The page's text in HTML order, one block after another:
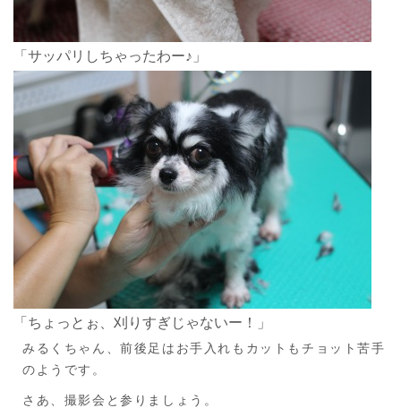
「サッパリしちゃったわー♪」
「ちょっとぉ、刈りすぎじゃないー！」
みるくちゃん、前後足はお手入れもカットもチョット苦手
のようです。
さあ、撮影会と参りましょう。